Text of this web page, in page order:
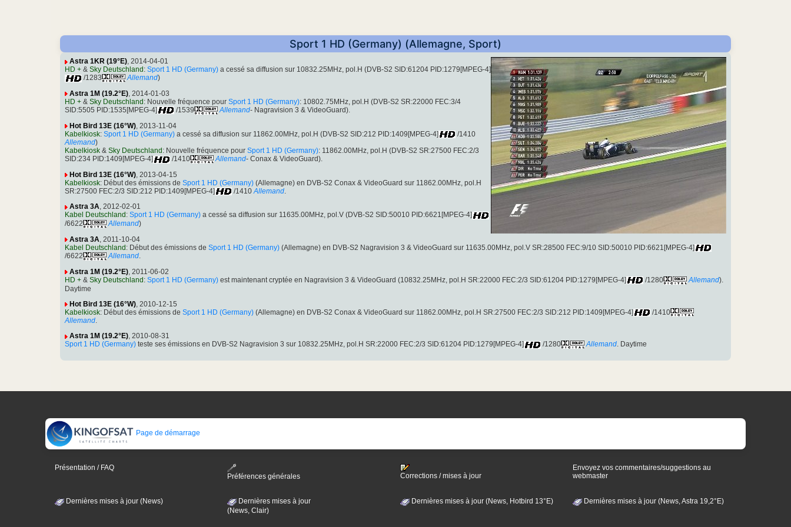
Sport 1 HD (Germany) (Allemagne, Sport)
Astra 1KR (19°E), 2014-04-01
HD + & Sky Deutschland : Sport 1 HD (Germany) a cessé sa diffusion sur 10832.25MHz, pol.H (DVB-S2 SID:61204 PID:1279[MPEG-4]
/1283
Allemand)
Astra 1M (19.2°E), 2014-01-03
HD + & Sky Deutschland : Nouvelle fréquence pour Sport 1 HD (Germany): 10802.75MHz, pol.H (DVB-S2 SR:22000 FEC:3/4
SID:5505 PID:1535[MPEG-4]
/1539 Allemand- Nagravision 3 & VideoGuard).
Hot Bird 13E (16°W), 2013-11-04
Kabelkiosk: Sport 1 HD (Germany) a cessé sa diffusion sur 11862.00MHz, pol.H (DVB-S2 SID:212 PID:1409[MPEG-4]
/1410
Allemand)
Kabelkiosk & Sky Deutschland : Nouvelle fréquence pour Sport 1 HD (Germany): 11862.00MHz, pol.H (DVB-S2 SR:27500 FEC:2/3
SID:234 PID:1409[MPEG-4]
/1410 Allemand- Conax & VideoGuard).
Hot Bird 13E (16°W), 2013-04-15
Kabelkiosk: Début des émissions de Sport 1 HD (Germany) (Allemagne) en DVB-S2 Conax & VideoGuard sur 11862.00MHz, pol.H
SR:27500 FEC:2/3 SID:212 PID:1409[MPEG-4]
/1410 Allemand.
Astra 3A, 2012-02-01
Kabel Deutschland : Sport 1 HD (Germany) a cessé sa diffusion sur 11635.00MHz, pol.V (DVB-S2 SID:50010 PID:6621[MPEG-4]
/6622
Allemand)
Astra 3A , 2011-10-04
Kabel Deutschland: Début des émissions de Sport 1 HD (Germany) (Allemagne) en DVB-S2 Nagravision 3 & VideoGuard sur 11635.00MHz, pol.V SR:28500 FEC:9/10 SID:50010 PID:6621[MPEG-4]
/6622
Allemand.
Astra 1M (19.2°E) , 2011-06-02
HD + & Sky Deutschland: Sport 1 HD (Germany) est maintenant cryptée en Nagravision 3 & VideoGuard (10832.25MHz, pol.H SR:22000 FEC:2/3 SID:61204 PID:1279[MPEG-4] /1280 Allemand).
Daytime
Hot Bird 13E (16°W) , 2010-12-15
Kabelkiosk: Début des émissions de Sport 1 HD (Germany) (Allemagne) en DVB-S2 Conax & VideoGuard sur 11862.00MHz, pol.H SR:27500 FEC:2/3 SID:212 PID:1409[MPEG-4]
/1410
Allemand.
Astra 1M (19.2°E), 2010-08-31
Sport 1 HD (Germany) teste ses émissions en DVB-S2 Nagravision 3 sur 10832.25MHz, pol.H SR:22000 FEC:2/3 SID:61204 PID:1279[MPEG-4] /1280 Allemand. Daytime
Page de démarrage
Présentation / FAQ
Préférences générales
Corrections / mises à jour
Envoyez vos commentaires/suggestions au
webmaster
Dernières mises à jour (News)
Dernières mises à jour
(News, Clair)
Dernières mises à jour (News, Hotbird 13°E) Dernières mises à jour (News, Astra 19,2°E)